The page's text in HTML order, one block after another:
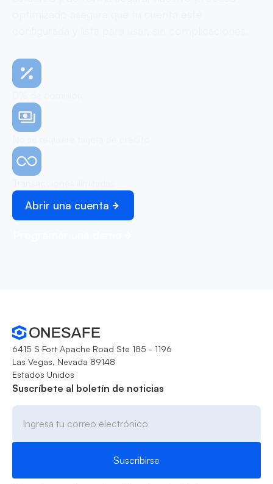
Abrir una cuenta
6415 S Fort Apache Road Ste 185 - 1196
Las Vegas, Nevada 89148
Estados Unidos
Suscríbete al boletín de noticias